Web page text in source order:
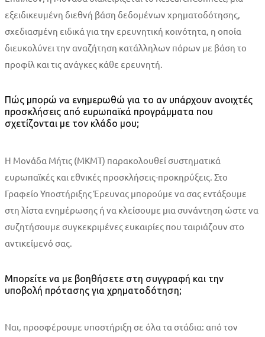
εξειδικευμένη διεθνή βάση δεδομένων χρηματοδότησης,
σχεδιασμένη ειδικά για την ερευνητική κοινότητα, η οποία
διευκολύνει την αναζήτηση κατάλληλων πόρων με βάση το
προφίλ και τις ανάγκες κάθε ερευνητή.
Πώς μπορώ να ενημερωθώ για το αν υπάρχουν ανοιχτές
προσκλήσεις από ευρωπαϊκά προγράμματα που
σχετίζονται με τον κλάδο μου;
Η Μονάδα Μήτις (ΜΚΜΤ) παρακολουθεί συστηματικά
ευρωπαϊκές και εθνικές προσκλήσεις-προκηρύξεις. Στο
Γραφείο Υποστήριξης Έρευνας μπορούμε να σας εντάξουμε
στη λίστα ενημέρωσης ή να κλείσουμε μια συνάντηση ώστε να
συζητήσουμε συγκεκριμένες ευκαιρίες που ταιριάζουν στο
αντικείμενό σας.
Μπορείτε να με βοηθήσετε στη συγγραφή και την
υποβολή πρότασης για χρηματοδότηση;
Ναι, προσφέρουμε υποστήριξη σε όλα τα στάδια: από τον